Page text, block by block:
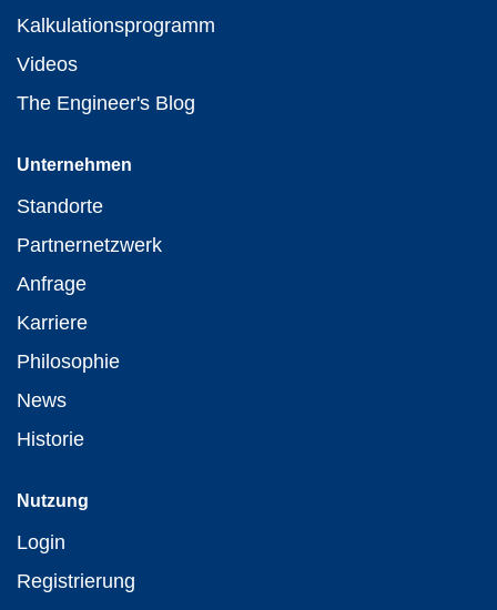
Kalkulationsprogramm
Videos
The Engineer's Blog
Unternehmen
Standorte
Partnernetzwerk
Anfrage
Karriere
Philosophie
News
Historie
Nutzung
Login
Registrierung